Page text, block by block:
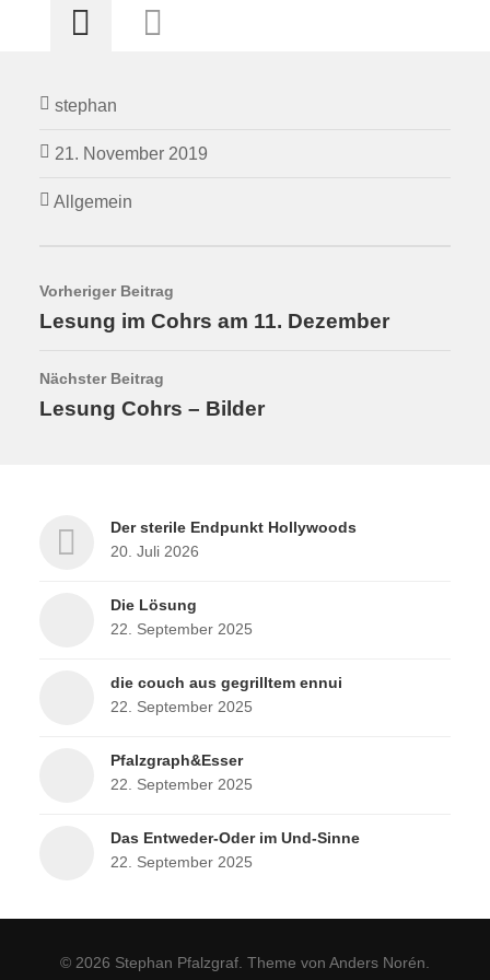
stephan
21. November 2019
Allgemein
Vorheriger Beitrag
Lesung im Cohrs am 11. Dezember
Nächster Beitrag
Lesung Cohrs – Bilder
Der sterile Endpunkt Hollywoods
20. Juli 2026
Die Lösung
22. September 2025
die couch aus gegrilltem ennui
22. September 2025
Pfalzgraph&Esser
22. September 2025
Das Entweder-Oder im Und-Sinne
22. September 2025
© 2026 Stephan Pfalzgraf. Theme von Anders Norén.